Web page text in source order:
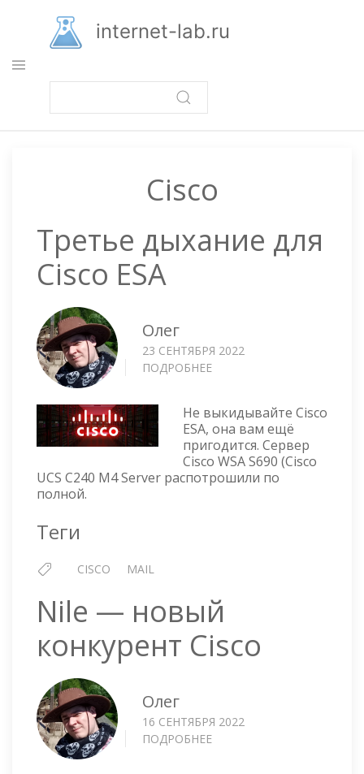
основному
содержанию
internet-lab.ru
Cisco
Третье дыхание для
Cisco ESA
Олег
23 СЕНТЯБРЯ 2022
ПОДРОБНЕЕ
ДЛЯ
CISCO
ESA
Не выкидывайте Cisco
ESA, она вам ещё
пригодится. Сервер
Cisco WSA S690 (Cisco
UCS C240 M4 Server распотрошили по
полной.
Теги
CISCO MAIL
Nile — новый
конкурент Cisco
Олег
16 СЕНТЯБРЯ 2022
ПОДРОБНЕЕ